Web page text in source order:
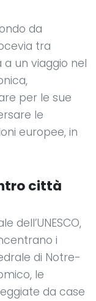
da
tra
un viaggio nel
per le sue
le
europee, in
città
dell’UNESCO,
i
di Notre-
le
da case